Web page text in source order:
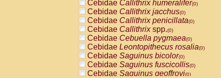
PitheciidaeChiropotes satanas(0)
PitheciidaePithecia monachus
PitheciidaePithecia pithecia(0)
CercopithecidaeCercocebus agilis
CercopithecidaeCercocebus
CercopithecidaeCercocebus
CercopithecidaeCercocebus
CercopithecidaeCercocebus
CercopithecidaeCercocebushybrid
Cebidae Callithrix humeralifer(0)
Cebidae Callithrix jacchus(0)
Cebidae Callithrix penicillata(0)
Cebidae Callithrixspp.(0)
Cebidae Cebuella pygmaea(0)
Cebidae Leontopithecus rosalia(0)
Cebidae Saguinus bicolor(0)
Cebidae Saguinus fuscicollis(0)
Cebidae Saguinus geoffroyi(0)